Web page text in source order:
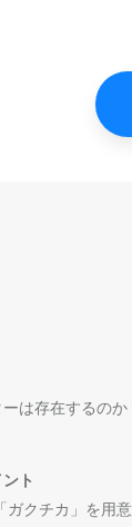
は存在するのか
ト
クチカ」を用